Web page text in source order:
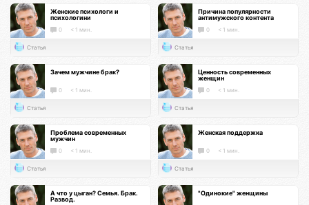
Женские психологи и
психологини
0 < 1 мин.
Статья
Причина популярности
антимужского контента
0 < 1 мин.
Статья
Зачем мужчине брак?
0 < 1 мин.
Статья
Ценность современных
женщин
0 < 1 мин.
Статья
Проблема современных
мужчин
0 < 1 мин.
Статья
Женская поддержка
0 < 1 мин.
Статья
А что у цыган? Семья. Брак.
Развод.
"Одинокие" женщины